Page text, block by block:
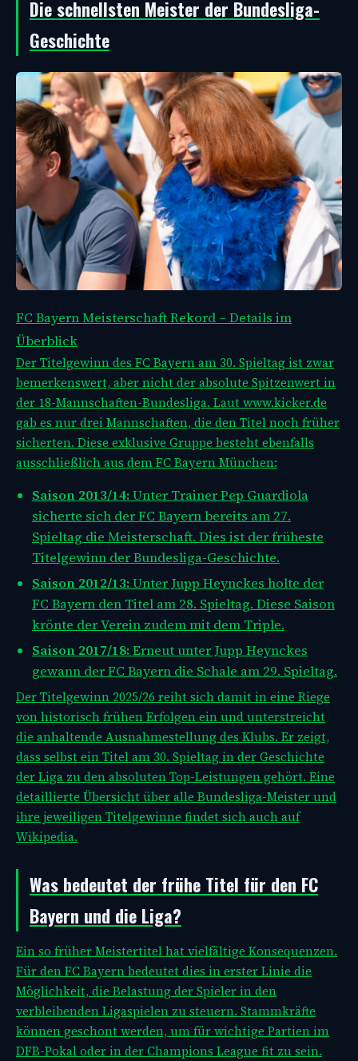
Die schnellsten Meister der Bundesliga-
Geschichte
FC Bayern Meisterschaft Rekord – Details im
Überblick
Der Titelgewinn des FC Bayern am 30. Spieltag ist zwar
bemerkenswert, aber nicht der absolute Spitzenwert in
der 18-Mannschaften-Bundesliga. Lautwww.kicker.de
gab es nur drei Mannschaften, die den Titel noch früher
sicherten. Diese exklusive Gruppe besteht ebenfalls
ausschließlich aus dem FC Bayern München:
Saison 2013/14:Unter Trainer Pep Guardiola
sicherte sich der FC Bayern bereits am 27.
Spieltag die Meisterschaft. Dies ist der früheste
Titelgewinn der Bundesliga-Geschichte.
Saison 2012/13:Unter Jupp Heynckes holte der
FC Bayern den Titel am 28. Spieltag. Diese Saison
krönte der Verein zudem mit dem Triple.
Saison 2017/18:Erneut unter Jupp Heynckes
gewann der FC Bayern die Schale am 29. Spieltag.
Der Titelgewinn 2025/26 reiht sich damit in eine Riege
von historisch frühen Erfolgen ein und unterstreicht
die anhaltende Ausnahmestellung des Klubs. Er zeigt,
dass selbst ein Titel am 30. Spieltag in der Geschichte
der Liga zu den absoluten Top-Leistungen gehört. Eine
detaillierte Übersicht über alle Bundesliga-Meister und
ihre jeweiligen Titelgewinne findet sich auch auf
Wikipedia.
Was bedeutet der frühe Titel für den FC
Bayern und die Liga?
Ein so früher Meistertitel hat vielfältige Konsequenzen.
Für den FC Bayern bedeutet dies in erster Linie die
Möglichkeit, die Belastung der Spieler in den
verbleibenden Ligaspielen zu steuern. Stammkräfte
können geschont werden, um für wichtige Partien im
DFB-Pokal oder in der Champions League fit zu sein.